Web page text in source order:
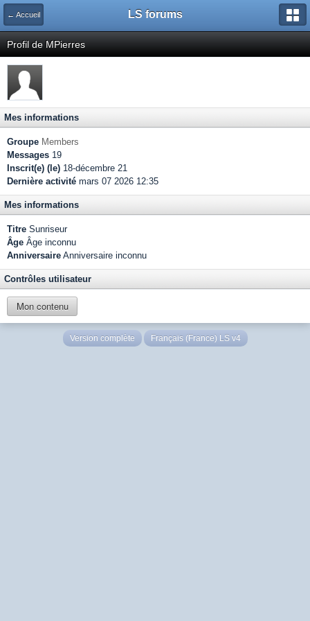
← Accueil LS forums
Profil de MPierres
Mes informations
Groupe Members
Messages 19
Inscrit(e) (le) 18-décembre 21
Dernière activité mars 07 2026 12:35
Mes informations
Titre Sunriseur
Âge Âge inconnu
Anniversaire Anniversaire inconnu
Contrôles utilisateur
Mon contenu
Version complète Français (France) LS v4